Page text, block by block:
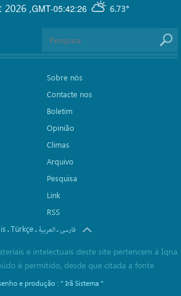
GMT-05:42:26 6.73°
2026 ,
Sobre nós
Contacte nos
Boletim
Opinião
Climas
Arquivo
Pesquisa
Link
RSS
.Türkçe. العربیة.فارسی
e intelectuais deste site pertencem à Iqna
é permitido, desde que citada a fonte
e produção : " Irã Sistema "